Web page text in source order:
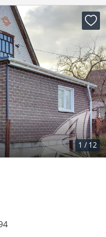
1 / 12